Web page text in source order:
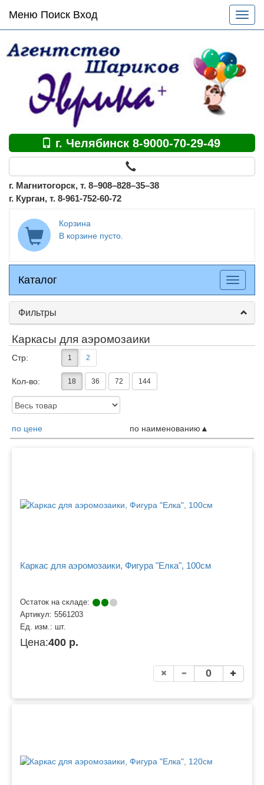
Основное
меню
по
Меню Поиск Вход
меню
г. Челябинск 8-9000-70-29-49
г. Магнитогорск, т. 8–908–828–35–38
г. Курган, т. 8-961-752-60-72
Корзина
В корзине пусто.
Каталог
Каталог
меню
Фильтры
Каркасы для аэромозаики
Стр: 1 2
Кол-во: 18 36 72 144
Доступность:
по цене по наименованию
Каркас для аэромозаики, Фигура "Елка", 100см
Остаток на складе:
Артикул: 5561203
Ед. изм.: шт.
Цена:400 р.